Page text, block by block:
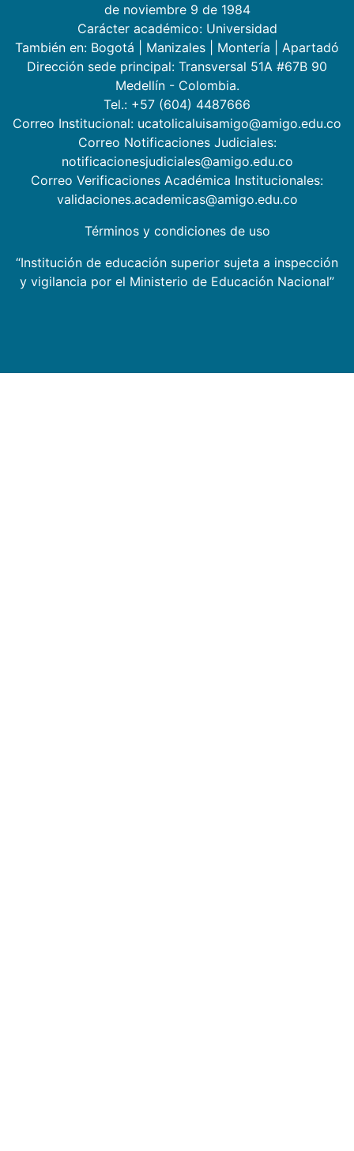
de noviembre 9 de 1984
Carácter académico: Universidad
También en: Bogotá Manizales Montería
Apartadó
Dirección sede principal: Transversal 51A #67B 90
Medellín - Colombia.
Tel.: +57 (604) 4487666
Correo Institucional: ucatolicaluisamigo@amigo.edu.co
Correo Notificaciones Judiciales:
notificacionesjudiciales@amigo.edu.co
Correo Verificaciones Académica Institucionales:
validaciones.academicas@amigo.edu.co
Términos y condiciones de uso
“Institución de educación superior sujeta a inspección
y vigilancia por el Ministerio de Educación Nacional”